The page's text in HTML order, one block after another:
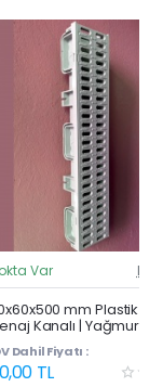
Var
mm Plastik
Kanalı | Yağmur
Kenarı Oluğu
Dahil Fiyatı :
TL